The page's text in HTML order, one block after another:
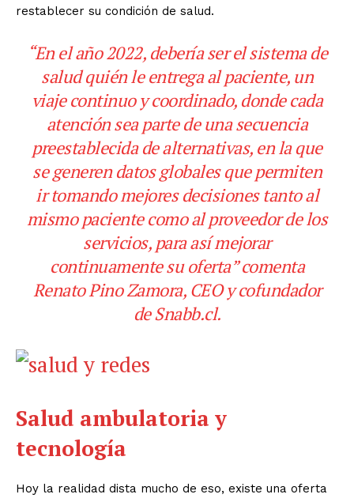
restablecer su condición de salud.
“En el año 2022, debería ser el sistema de
salud quién le entrega al paciente, un
viaje continuo y coordinado, donde cada
atención sea parte de una secuencia
preestablecida de alternativas, en la que
se generen datos globales que permiten
ir tomando mejores decisiones tanto al
mismo paciente como al proveedor de los
servicios, para así mejorar
continuamente su oferta” comenta
Renato Pino Zamora, CEO y cofundador
deSnabb.cl.
Salud ambulatoria y
tecnología
Hoy la realidad dista mucho de eso, existe una oferta